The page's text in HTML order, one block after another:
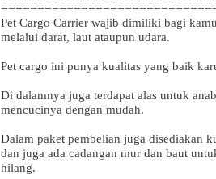
Pet Cargo Carrier wajib dimiliki bagi
melalui darat, laut ataupun udara.
Pet cargo ini punya kualitas yang baik
Di dalamnya juga terdapat alas untuk
mencucinya dengan mudah.
Dalam paket pembelian juga disediakan
dan juga ada cadangan mur dan baut
hilang.